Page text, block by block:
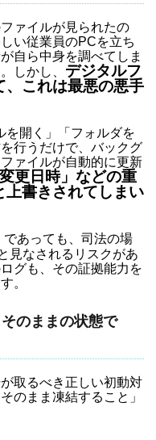
ァイルが見られたの
い従業員のPCを立ち
自ら中身を調べてしま
しかし、 デジタルフ
、これは最悪の悪手
を開く」「フォルダを
行うだけで、バックグ
ァイルが自動的に更新
更日時」などの重
上書きされてしまい
であっても、司法の場
見なされるリスクがあ
グも、その証拠能力を
。
のままの状態で
取るべき正しい初動対
のまま凍結すること」